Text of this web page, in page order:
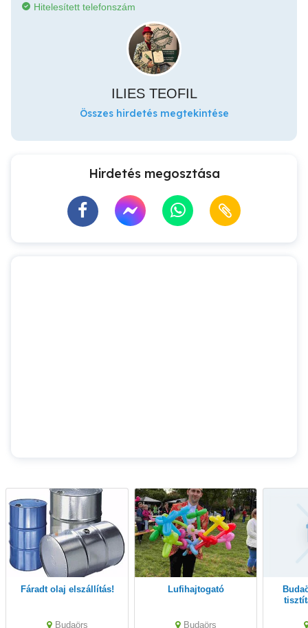
Hitelesített telefonszám
ILIES TEOFIL
Összes hirdetés megtekintése
Hirdetés megosztása
Fáradt olaj elszállítás!
Budaörs
Lufihajtogató
Budaörs
Budaörs padlófűtés